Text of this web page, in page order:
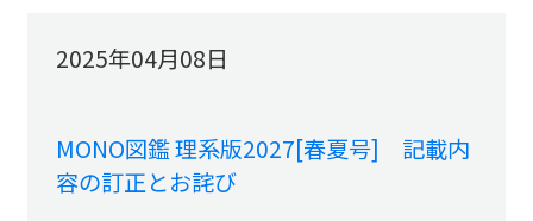
2025年04月08日
MONO図鑑 理系版2027[春夏号] 記載内
容の訂正とお詫び